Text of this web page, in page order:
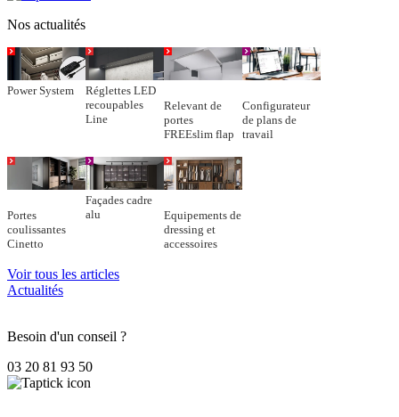
Nos actualités
Power System
Réglettes LED
recoupables
Line
Relevant de
portes
FREEslim flap
Configurateur
de plans de
travail
Portes
coulissantes
Cinetto
Façades cadre
alu
Equipements de
dressing et
accessoires
Voir tous les articles
Actualités
Besoin d'un conseil ?
03 20 81 93 50